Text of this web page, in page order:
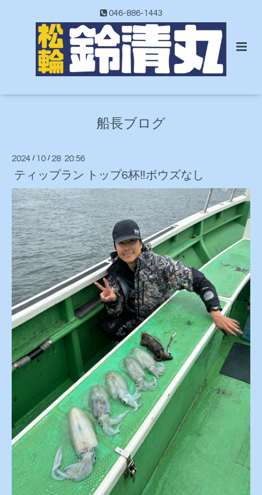
046-886-1443
船長ブログ
2024 / 10 / 28 20:56
ティップラン トップ6杯‼️ボウズなし